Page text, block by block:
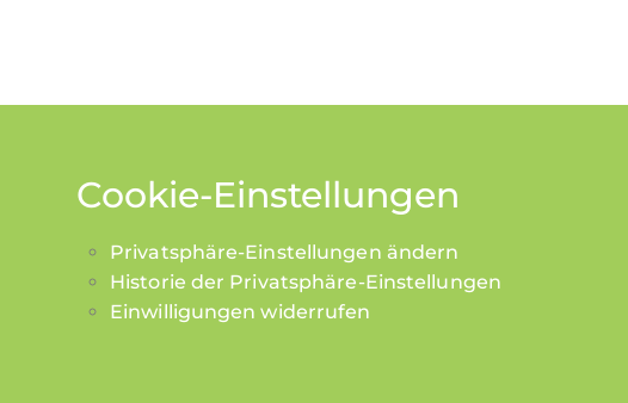
Cookie-Einstellungen
Privatsphäre-Einstellungen ändern
Historie der Privatsphäre-Einstellungen
Einwilligungen widerrufen